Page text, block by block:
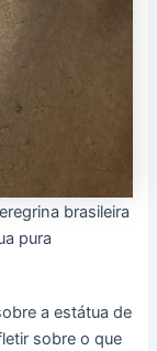
brasileira
pura
a estátua de
sobre o que